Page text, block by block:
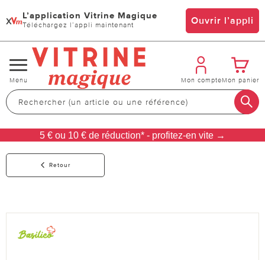
x L’application Vitrine Magique
Téléchargez l’appli maintenant Ouvrir l’appli
Changer
de
navigation
Menu Mon compteMon panier
5 € ou 10 € de réduction* - profitez-en vite →
Retour